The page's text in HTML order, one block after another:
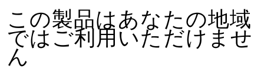
この製品はあなたの地域
ではご利用いただけませ
ん